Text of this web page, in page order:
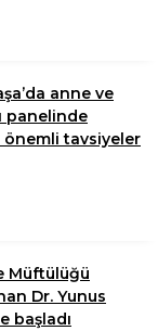
anne ve
panelinde
tavsiyeler
Müftülüğü
Dr. Yunus
başladı